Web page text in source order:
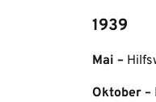
1939
Mai –
Oktober –